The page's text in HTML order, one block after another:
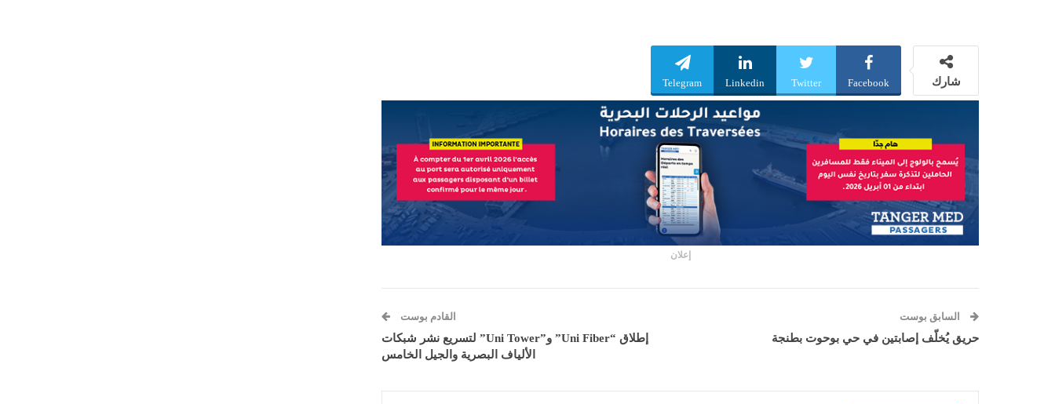
شارك Facebook
Twitter
Linkedin
Telegram
إعلان
السابق بوست
حريق يُخلّف إصابتين في حي بوحوت بطنجة
القادم بوست
إطلاق “Uni Fiber” و”Uni Tower” لتسريع نشر شبكات
الألياف البصرية والجيل الخامس